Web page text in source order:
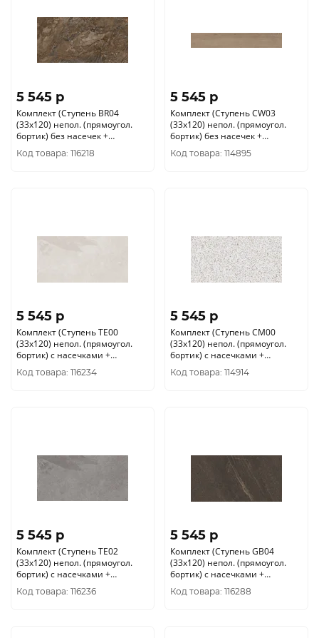
5 545 p
Комплект (Ступень BR04
(33x120) непол. (прямоугол.
бортик) без насечек +
Подступенок (14, 5x120))
Код товара: 116218
5 545 p
Комплект (Ступень CW03
(33x120) непол. (прямоугол.
бортик) без насечек +
Подступенок (14, 5x120))
Код товара: 114895
5 545 p
Комплект (Ступень TE00
(33x120) непол. (прямоугол.
бортик) с насечками +
Подступенок (14, 5x120))
Код товара: 116234
5 545 p
Комплект (Ступень CM00
(33x120) непол. (прямоугол.
бортик) с насечками +
Подступенок (14, 5x120))
Код товара: 114914
5 545 p
Комплект (Ступень TE02
(33x120) непол. (прямоугол.
бортик) с насечками +
Подступенок (14, 5x120))
Код товара: 116236
5 545 p
Комплект (Ступень GB04
(33x120) непол. (прямоугол.
бортик) с насечками +
Подступенок (14, 5x120))
Код товара: 116288